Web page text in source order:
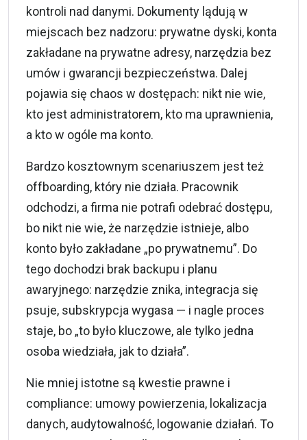
kontroli nad danymi. Dokumenty lądują w
miejscach bez nadzoru: prywatne dyski, konta
zakładane na prywatne adresy, narzędzia bez
umów i gwarancji bezpieczeństwa. Dalej
pojawia się chaos w dostępach: nikt nie wie,
kto jest administratorem, kto ma uprawnienia,
a kto w ogóle ma konto.
Bardzo kosztownym scenariuszem jest też
offboarding, który nie działa. Pracownik
odchodzi, a firma nie potrafi odebrać dostępu,
bo nikt nie wie, że narzędzie istnieje, albo
konto było zakładane „po prywatnemu”. Do
tego dochodzi brak backupu i planu
awaryjnego: narzędzie znika, integracja się
psuje, subskrypcja wygasa — i nagle proces
staje, bo „to było kluczowe, ale tylko jedna
osoba wiedziała, jak to działa”.
Nie mniej istotne są kwestie prawne i
compliance: umowy powierzenia, lokalizacja
danych, audytowalność, logowanie działań. To